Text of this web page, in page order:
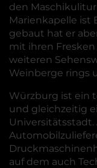
den
Marienkapelle ist
gebaut hat er
mit ihren Fresken
weiteren
Weinberge rings
Würzburg ist ein
und gleichzeitig
auf dem auch